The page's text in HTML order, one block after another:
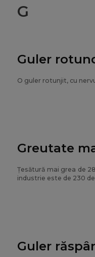
G
Guler
O guler rotunjit, cu
Greutate
Țesătură mai grea de
industrie este de 230
Guler